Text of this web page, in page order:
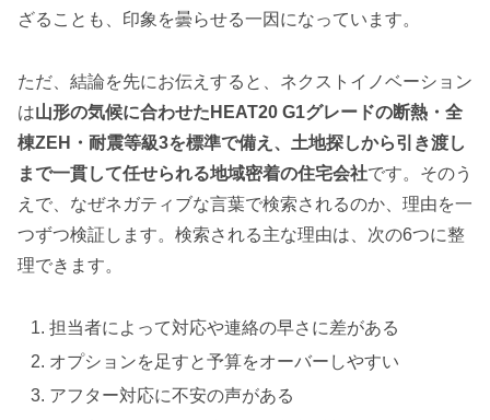
ざることも、印象を曇らせる一因になっています。
ただ、結論を先にお伝えすると、ネクストイノベーション
は山形の気候に合わせたHEAT20 G1グレードの断熱・全
棟ZEH・耐震等級3を標準で備え、土地探しから引き渡し
まで一貫して任せられる地域密着の住宅会社です。そのう
えで、なぜネガティブな言葉で検索されるのか、理由を一
つずつ検証します。検索される主な理由は、次の6つに整
理できます。
担当者によって対応や連絡の早さに差がある
オプションを足すと予算をオーバーしやすい
アフター対応に不安の声がある